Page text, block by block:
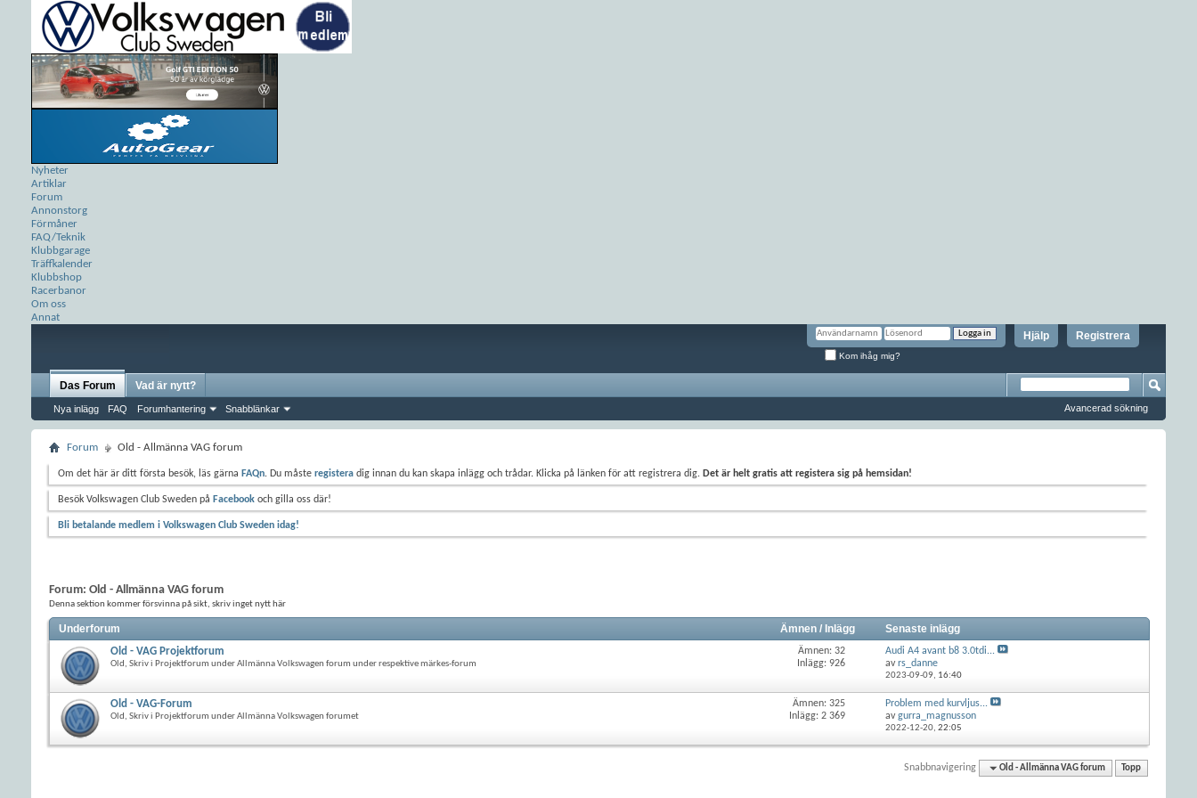
Nyheter
Artiklar
Forum
Annonstorg
Förmåner
FAQ/Teknik
Klubbgarage
Träffkalender
Klubbshop
Racerbanor
Om oss
Annat
Registrera
Hjälp
Kom ihåg mig?
Das Forum
Nya inlägg FAQ Forumhantering Snabblänkar
Vad är nytt?
Avancerad sökning
Forum Old - Allmänna VAG forum
Om det här är ditt första besök, läs gärna FAQn. Du måste registera dig innan du kan skapa inlägg och trådar. Klicka på länken för att registrera dig. Det är helt gratis att registera sig på hemsidan!
Besök Volkswagen Club Sweden på Facebook och gilla oss där!
Bli betalande medlem i Volkswagen Club Sweden idag!
Forum: Old - Allmänna VAG forum
Denna sektion kommer försvinna på sikt, skriv inget nytt här
Underforum Ämnen / Inlägg Senaste inlägg
Old - VAG Projektforum
Old, Skriv i Projektforum under Allmänna Volkswagen forum under respektive märkes-forum
Ämnen: 32
Inlägg: 926
Audi A4 avant b8 3.0tdi...
av rs_danne
2023-09-09, 16:40
Old - VAG-Forum
Old, Skriv i Projektforum under Allmänna Volkswagen forumet
Ämnen: 325
Inlägg: 2 369
Problem med kurvljus...
av gurra_magnusson
2022-12-20, 22:05
Snabbnavigering Old - Allmänna VAG forum Topp